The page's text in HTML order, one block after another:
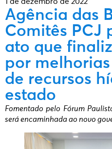
Agência das
Comitês PCJ
ato que
por
de recursos
estado
Fomentado pelo Fórum
será encaminhada ao novo